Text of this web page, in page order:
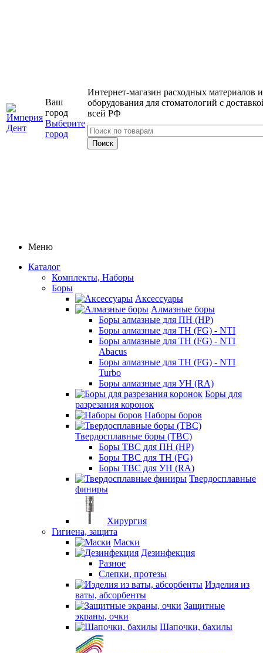
Ваш
город
Выберите
город
Интернет-магазин расходных материалов и
оборудования для стоматологий с
всей РФ
Меню
Каталог
Комплекты, Наборы
Боры
Аксессуары
Алмазные боры
Боры алмазные для ПН (HP)
Боры алмазные для ТН (FG) - NTI
Боры алмазные для ТН (FG) - NTI
Abacus
Боры алмазные для ТН (FG) - NTI
Turbo
Боры алмазные для УН (RA)
Боры для
разрезания коронок
Наборы боров
Твердосплавные боры (ТВС)
Боры ТВС для ПН (HP)
Боры ТВС для ТН (FG)
Боры ТВС для УН (RA)
Твердосплавные
финиры
Хирургия
Гигиена, защита
Маски
Дезинфекция
Разное
Слепки, протезы
Изделия из
ваты, абсорбенты
Защитные
экраны, очки
Шапочки, бахилы